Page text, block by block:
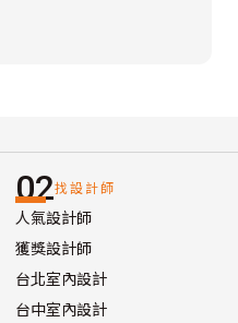
02找設計師
人氣設計師
獲獎設計師
台北室內設計
台中室內設計